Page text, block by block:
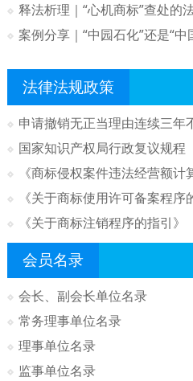
释法析理｜“心机商标”查处的
法律法规政策
《商标侵权案件违法经营额计
《关于商标使用许可备案程序
《关于商标注销程序的指引》
会员名录
会长、副会长单位名录
常务理事单位名录
理事单位名录
监事单位名录